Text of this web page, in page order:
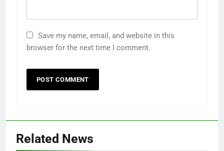
Save my name, email, and website in this
browser for the next time I comment.
Related News